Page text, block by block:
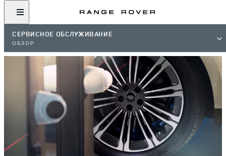
СЕРВИСНОЕ ОБСЛУЖИВАНИЕ
ОБЗОР